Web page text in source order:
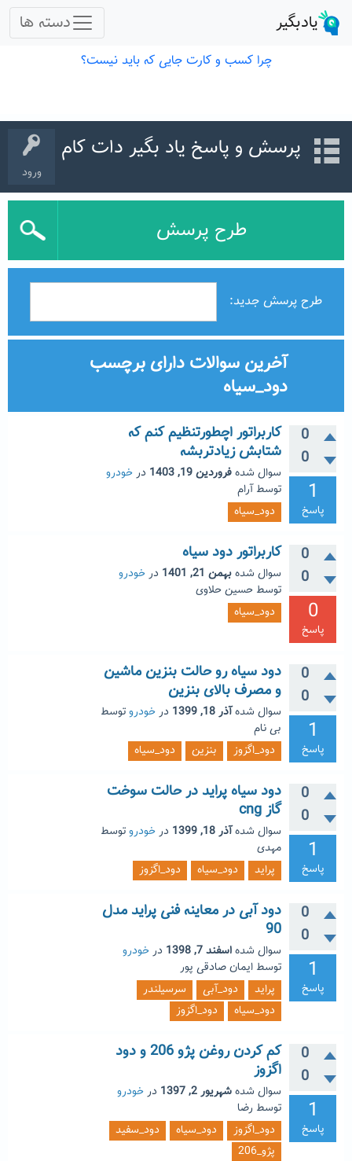
ورود
پرسش و پاسخ یاد بگیر دات کام
طرح پرسش
طرح پرسش جدید:
آخرین سوالات دارای برچسب
دود_سیاه
0
0
1
پاسخ
کاربراتور اچطورتنظیم کنم که
شتابش زیادتربشه
سوال شدهفروردین 19, 1403 درخودرو
توسطآرام
دود_سیاه
0
0
0
پاسخ
کاربراتور دود سیاه
سوال شدهبهمن 21, 1401 درخودرو
توسط حسین حلاوی
دود_سیاه
0
0
1
پاسخ
دود سیاه رو حالت بنزین ماشین
و مصرف بالای بنزین
سوال شدهآذر 18, 1399 درخودروتوسط
بی نام
دود_اگزوز
بنزین دود_سیاه
0
0
1
پاسخ
دود سیاه پراید در حالت سوخت
گاز cng
سوال شدهآذر 18, 1399 درخودروتوسط
مهدی
پراید
دود_سیاه دود_اگزوز
0
0
1
پاسخ
دود آبی در معاینه فنی پراید مدل
90
سوال شدهاسفند 7, 1398 درخودرو
توسط ایمان صادقی پور
پراید
دود_آبی
سرسیلندر
دود_سیاه
دود_اگزوز
0
0
1
پاسخ
کم کردن روغن پژو 206 و دود
اگزوز
سوال شدهشهریور 2, 1397 درخودرو
توسط رضا
دود_اگزوز
دود_سیاه
دود_سفید
پژو_206